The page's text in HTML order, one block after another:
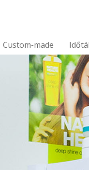
Custom-made